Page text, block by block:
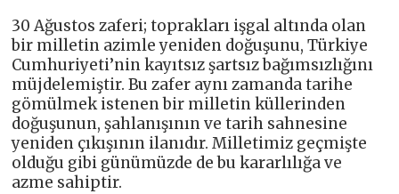
30 Ağustos zaferi; toprakları işgal altında olan
bir milletin azimle yeniden doğuşunu, Türkiye
Cumhuriyeti’nin kayıtsız şartsız bağımsızlığını
müjdelemiştir. Bu zafer aynı zamanda tarihe
gömülmek istenen bir milletin küllerinden
doğuşunun, şahlanışının ve tarih sahnesine
yeniden çıkışının ilanıdır. Milletimiz geçmişte
olduğu gibi günümüzde de bu kararlılığa ve
azme sahiptir.